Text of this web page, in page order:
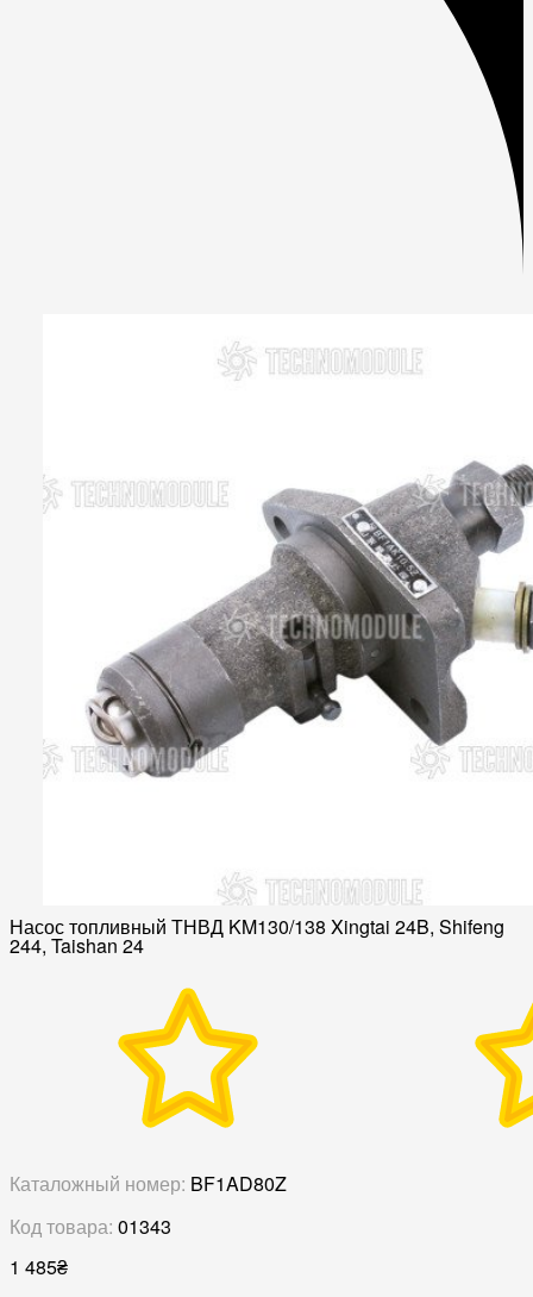
Насос топливный ТНВД KM130/138 Xingtai 24B, Shifeng
244, Taishan 24
Каталожный номер: BF1AD80Z
Код товара: 01343
1 485₴